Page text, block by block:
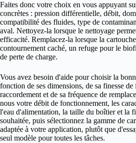
Faites donc votre choix en vous appuyant
concrètes : pression différentielle, débit,
compatibilité des fluides, type de
aval. Nettoyez-la lorsque le nettoyage
efficacité. Remplacez-la lorsque la
contournement caché, un refuge pour le
de perte de charge.
Vous avez besoin d'aide pour choisir la
fonction de ses dimensions, de sa finesse
raccordement et de sa fréquence de
nous votre débit de fonctionnement, les
l'eau d'alimentation, la taille du boîtier et la
souhaitée, puis sélectionnez la gamme de
adaptée à votre application, plutôt que
seul modèle pour toutes les tâches.